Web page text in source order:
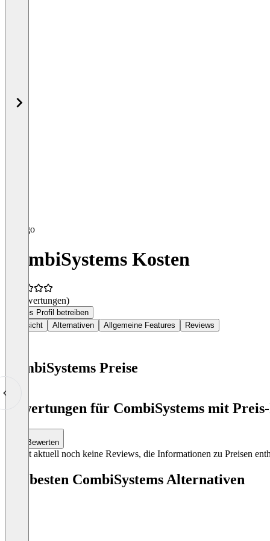
CombiSystems Kosten
(0 Bewertungen)
Dieses Profil betreiben
Übersicht
Alternativen Allgemeine Features Reviews
CombiSystems Preise
Item
Bewertungen für CombiSystems mit
Bewerten
Es gibt aktuell noch keine Reviews, die Informationen zu Preisen
Die besten CombiSystems Alternativen